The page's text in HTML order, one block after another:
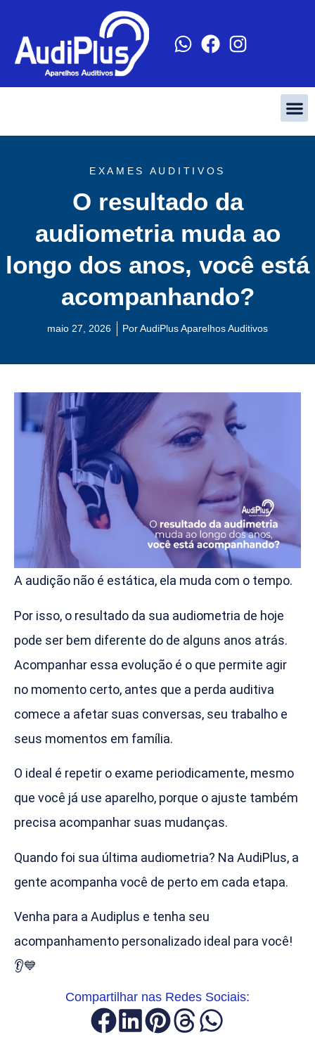
EXAMES AUDITIVOS
O resultado da
audiometria muda ao
longo dos anos, você está
acompanhando?
maio 27, 2026 PorAudiPlus Aparelhos Auditivos
A audição não é estática, ela muda com o tempo.
Por isso, o resultado da sua audiometria de hoje
pode ser bem diferente do de alguns anos atrás.
Acompanhar essa evolução é o que permite agir
no momento certo, antes que a perda auditiva
comece a afetar suas conversas, seu trabalho e
seus momentos em família.
O ideal é repetir o exame periodicamente, mesmo
que você já use aparelho, porque o ajuste também
precisa acompanhar suas mudanças.
Quando foi sua última audiometria? Na AudiPlus, a
gente acompanha você de perto em cada etapa.
Venha para a Audiplus e tenha seu
acompanhamento personalizado ideal para você!
👂💙
Compartilhar nas Redes Sociais: